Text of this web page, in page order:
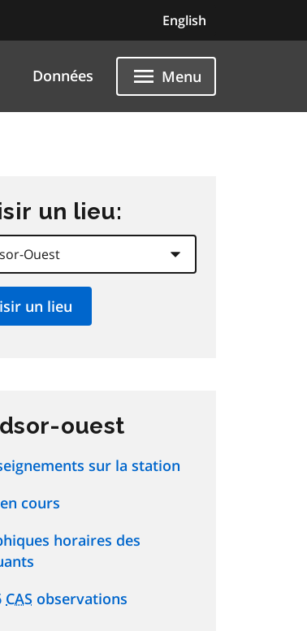
English
Données Menu
un lieu:
ouest
sur la station
en cours
horaires des
CAS observations